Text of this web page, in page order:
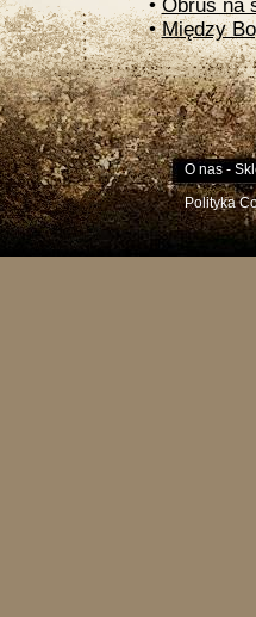
• Obrus na
• Między
O nas-
Polityka